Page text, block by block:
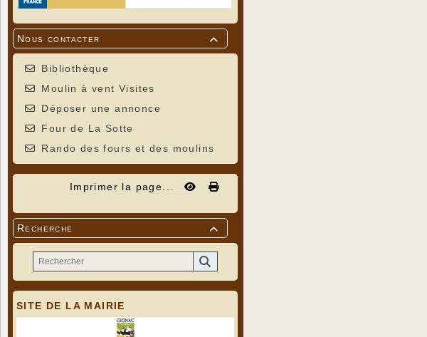

Nous contacter
Bibliothèque
Moulin à vent Visites
Déposer une annonce
Four de La Sotte
Rando des fours et des moulins
Imprimer la page...

Recherche
SITE DE LA MAIRIE